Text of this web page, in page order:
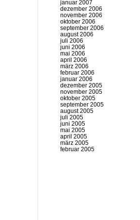
januar 2007
dezember 2006
november 2006
oktober 2006
september 2006
august 2006
juli 2006
juni 2006
mai 2006
april 2006
märz 2006
februar 2006
januar 2006
dezember 2005
november 2005
oktober 2005
september 2005
august 2005
juli 2005
juni 2005
mai 2005
april 2005
märz 2005
februar 2005